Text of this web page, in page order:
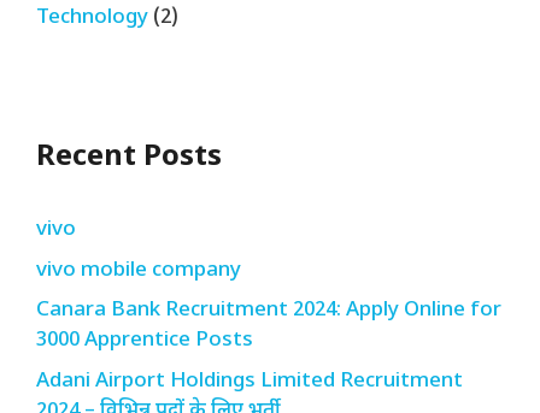
Technology (2)
Recent Posts
vivo
vivo mobile company
Canara Bank Recruitment 2024: Apply Online for
3000 Apprentice Posts
Adani Airport Holdings Limited Recruitment